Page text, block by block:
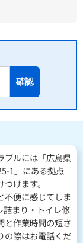
確認
ブルには「広島県
1」にある拠点
けます。
不便に感じてしま
詰まり・トイレ修
と作業時間の短さ
の際はお電話くだ